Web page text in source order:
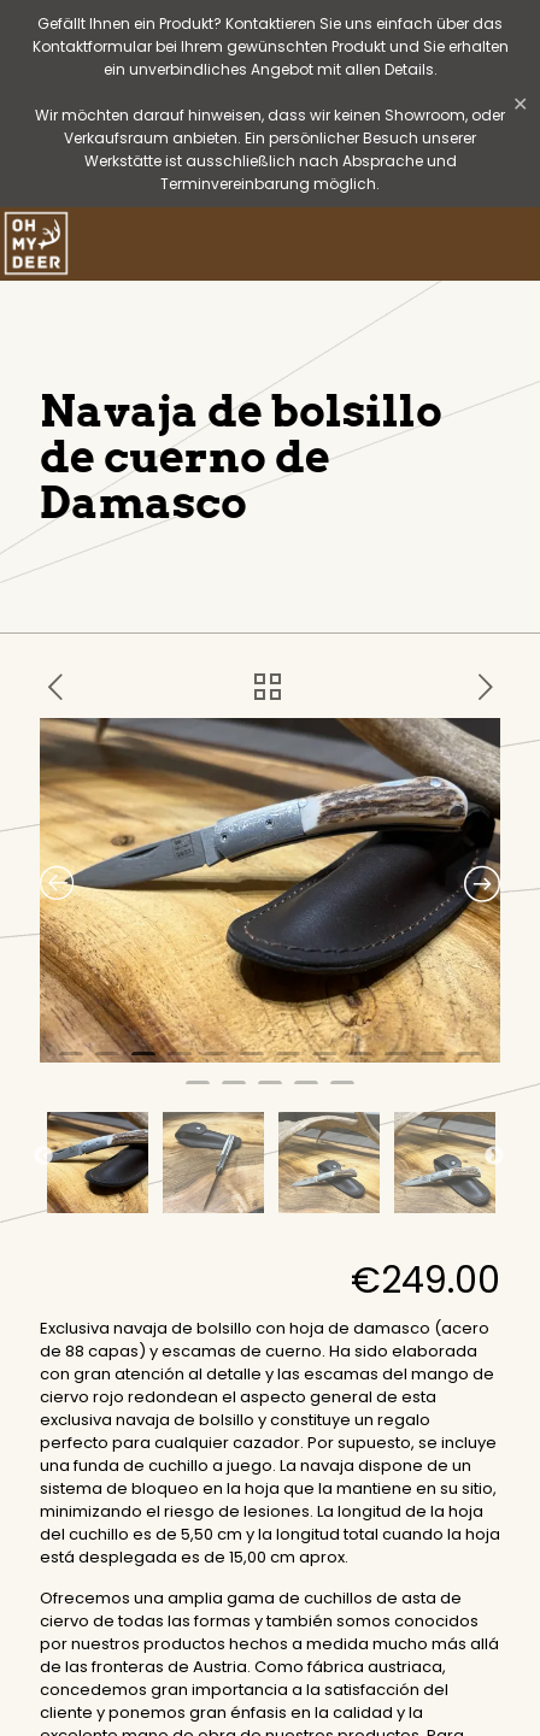
Gefällt Ihnen ein Produkt? Kontaktieren Sie uns einfach über das
Kontaktformular bei Ihrem gewünschten Produkt und Sie erhalten
ein unverbindliches Angebot mit allen Details.
Wir möchten darauf hinweisen, dass wir keinen Showroom, oder
Verkaufsraum anbieten. Ein persönlicher Besuch unserer
Werkstätte ist ausschließlich nach Absprache und
Terminvereinbarung möglich.
✕
Navaja de bolsillo
de cuerno de
Damasco
€249.00
Exclusiva navaja de bolsillo con hoja de damasco (acero
de 88 capas) y escamas de cuerno. Ha sido elaborada
con gran atención al detalle y las escamas del mango de
ciervo rojo redondean el aspecto general de esta
exclusiva navaja de bolsillo y constituye un regalo
perfecto para cualquier cazador. Por supuesto, se incluye
una funda de cuchillo a juego. La navaja dispone de un
sistema de bloqueo en la hoja que la mantiene en su sitio,
minimizando el riesgo de lesiones. La longitud de la hoja
del cuchillo es de 5,50 cm y la longitud total cuando la hoja
está desplegada es de 15,00 cm aprox.
Ofrecemos una amplia gama de cuchillos de asta de
ciervo de todas las formas y también somos conocidos
por nuestros productos hechos a medida mucho más allá
de las fronteras de Austria. Como fábrica austriaca,
concedemos gran importancia a la satisfacción del
cliente y ponemos gran énfasis en la calidad y la